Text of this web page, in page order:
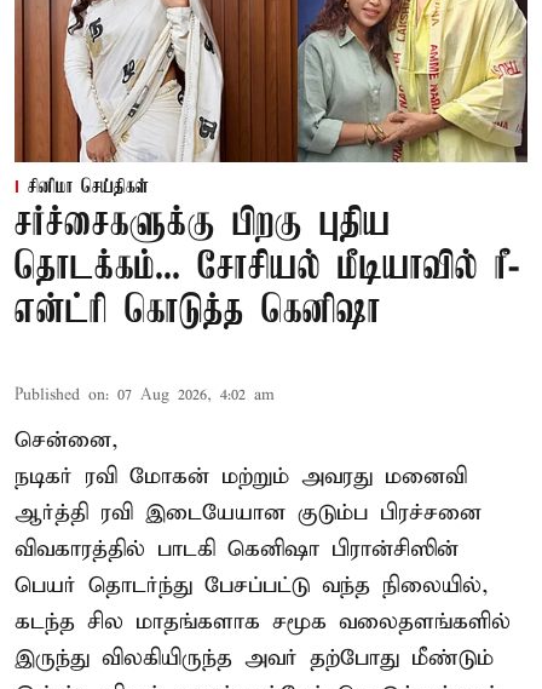
சினிமா செய்திகள்
சர்ச்சைகளுக்கு பிறகு புதிய
தொடக்கம்... சோசியல் மீடியாவில் ரீ-
என்ட்ரி கொடுத்த கெனிஷா
Published on: 07 Aug 2026, 4:02 am
சென்னை,
நடிகர் ரவி மோகன் மற்றும் அவரது மனைவி
ஆர்த்தி ரவி இடையேயான குடும்ப பிரச்சனை
விவகாரத்தில் பாடகி கெனிஷா பிரான்சிஸின்
பெயர் தொடர்ந்து பேசப்பட்டு வந்த நிலையில்,
கடந்த சில மாதங்களாக சமூக வலைதளங்களில்
இருந்து விலகியிருந்த அவர் தற்போது மீண்டும்